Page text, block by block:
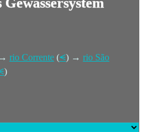
rio Corrente (⪪) → rio São
)